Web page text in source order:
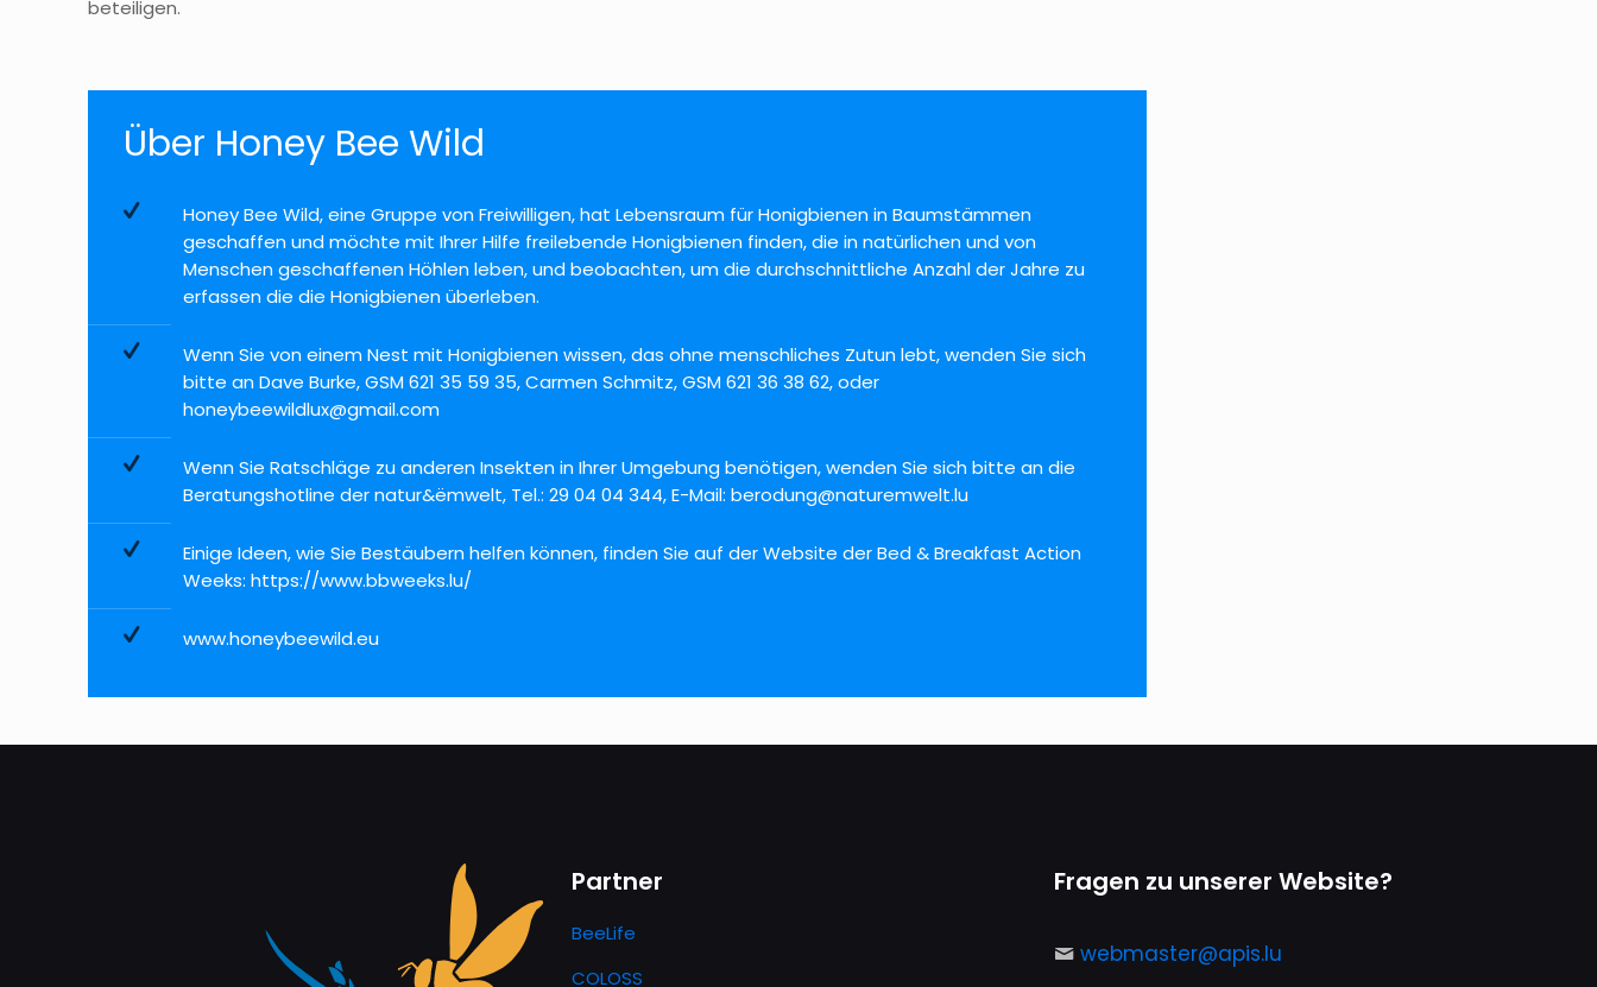
beteiligen.
Über Honey Bee Wild
Honey Bee Wild, eine Gruppe von Freiwilligen, hat Lebensraum für Honigbienen in Baumstämmen
geschaffen und möchte mit Ihrer Hilfe freilebende Honigbienen finden, die in natürlichen und von
Menschen geschaffenen Höhlen leben, und beobachten, um die durchschnittliche Anzahl der Jahre zu
erfassen die die Honigbienen überleben.
Wenn Sie von einem Nest mit Honigbienen wissen, das ohne menschliches Zutun lebt, wenden Sie sich
bitte an Dave Burke, GSM 621 35 59 35, Carmen Schmitz, GSM 621 36 38 62, oder
honeybeewildlux@gmail.com
Wenn Sie Ratschläge zu anderen Insekten in Ihrer Umgebung benötigen, wenden Sie sich bitte an die
Beratungshotline der natur&ëmwelt, Tel.: 29 04 04 344, E-Mail: berodung@naturemwelt.lu
Einige Ideen, wie Sie Bestäubern helfen können, finden Sie auf der Website der Bed & Breakfast Action
Weeks: https://www.bbweeks.lu/
www.honeybeewild.eu
Partner
BeeLife
COLOSS
Fragen zu unserer Website?
webmaster@apis.lu